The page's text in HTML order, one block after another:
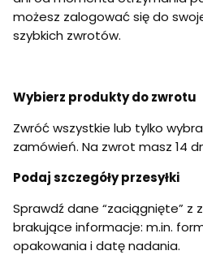
możesz zalogować się do
szybkich zwrotów.
Wybierz produkty do zwrotu
Zwróć wszystkie lub tylko
zamówień. Na zwrot masz 14
Podaj szczegóły przesyłki
Sprawdź dane “zaciągnięte” z
brakujące informacje: m.in.
opakowania i datę nadania.